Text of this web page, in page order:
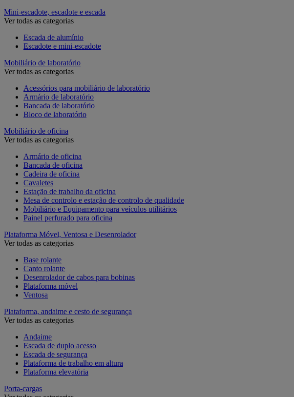
Mini-escadote, escadote e escada
Ver todas as categorias
Escada de alumínio
Escadote e mini-escadote
Mobiliário de laboratório
Ver todas as categorias
Acessórios para mobiliário de laboratório
Armário de laboratório
Bancada de laboratório
Bloco de laboratório
Mobiliário de oficina
Ver todas as categorias
Armário de oficina
Bancada de oficina
Cadeira de oficina
Cavaletes
Estação de trabalho da oficina
Mesa de controlo e estação de controlo de qualidade
Mobiliário e Equipamento para veículos utilitários
Painel perfurado para oficina
Plataforma Móvel, Ventosa e Desenrolador
Ver todas as categorias
Base rolante
Canto rolante
Desenrolador de cabos para bobinas
Plataforma móvel
Ventosa
Plataforma, andaime e cesto de segurança
Ver todas as categorias
Andaime
Escada de duplo acesso
Escada de segurança
Plataforma de trabalho em altura
Plataforma elevatória
Porta-cargas